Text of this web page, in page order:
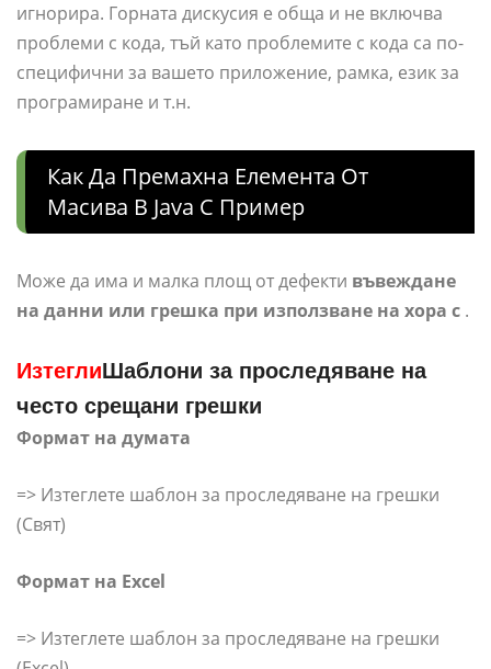
игнорира. Горната дискусия е обща и не включва
проблеми с кода, тъй като проблемите с кода са по-
специфични за вашето приложение, рамка, език за
програмиране и т.н.
Как Да Премахна Елемента От
Масива В Java С Пример
Може да има и малка площ от дефекти въвеждане
на данни или грешка при използване на хора с .
ИзтеглиШаблони за проследяване на
често срещани грешки
Формат на думата
=> Изтеглете шаблон за проследяване на грешки
(Свят)
Формат на Excel
=> Изтеглете шаблон за проследяване на грешки